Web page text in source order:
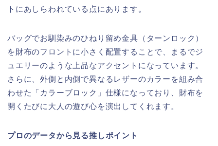
トにあしらわれている点にあります。
バッグでお馴染みのひねり留め金具（ターンロック）
を財布のフロントに小さく配置することで、まるでジ
ュエリーのような上品なアクセントになっています。
さらに、外側と内側で異なるレザーのカラーを組み合
わせた「カラーブロック」仕様になっており、財布を
開くたびに大人の遊び心を演出してくれます。
プロのデータから見る推しポイント